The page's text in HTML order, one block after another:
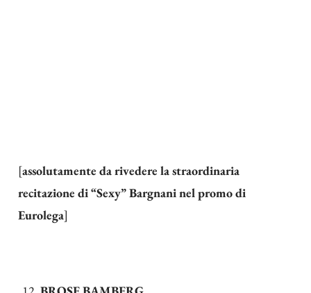
[assolutamente da rivedere la straordinaria
recitazione di “Sexy” Bargnani nel promo di
Eurolega]